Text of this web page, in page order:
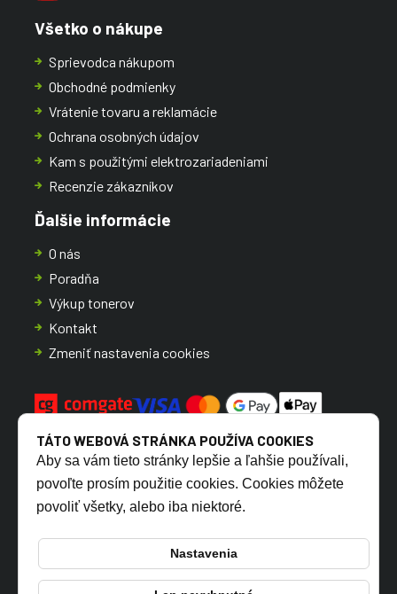
Všetko o nákupe
Sprievodca nákupom
Obchodné podmienky
Vrátenie tovaru a reklamácie
Ochrana osobných údajov
Kam s použitými elektrozariadeniami
Recenzie zákazníkov
Ďalšie informácie
O nás
Poradňa
Výkup tonerov
Kontakt
Zmeniť nastavenia cookies
CZ SK
TÁTO WEBOVÁ STRÁNKA POUŽÍVA COOKIES
Aby sa vám tieto stránky lepšie a ľahšie používali,
povoľte prosím použitie cookies. Cookies môžete
povoliť všetky, alebo iba niektoré.
Nastavenia